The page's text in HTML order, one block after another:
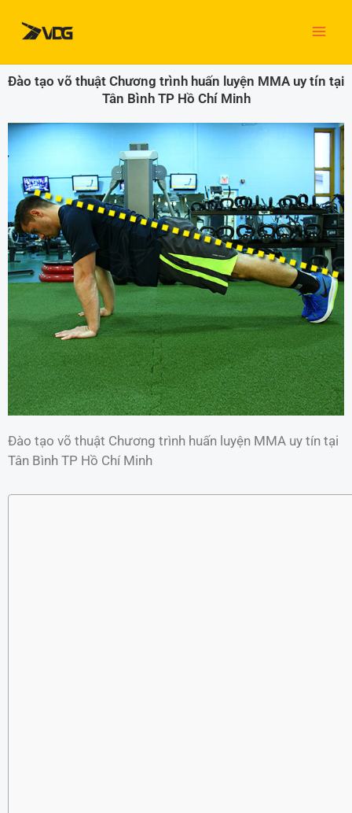
dung
Đào tạo võ thuật Chương trình huấn luyện MMA uy tín tại
Tân Bình TP Hồ Chí Minh
Đào tạo võ thuật Chương trình huấn luyện MMA uy tín tại
Tân Bình TP Hồ Chí Minh